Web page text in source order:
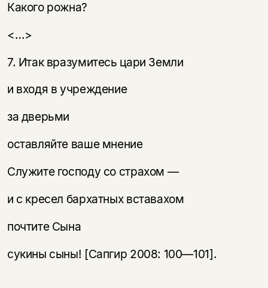
Какого рожна?
<…>
7. Итак вразумитесь цари Земли
и входя в учреждение
за дверьми
оставляйте ваше мнение
Служите господу со страхом —
и с кресел бархатных вставахом
почтите Сына
сукины сыны! [Сапгир 2008: 100—101].